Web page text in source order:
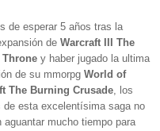
de esperar 5 años tras la
de Warcraft III The
Throne y haber jugado la ultima
de su mmorpg World of
The Burning Crusade, los
de esta excelentísima saga no
aguantar mucho tiempo para